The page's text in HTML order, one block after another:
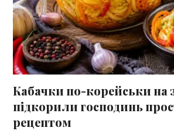
Кабачки по-корейськи на
підкорили господинь
рецептом